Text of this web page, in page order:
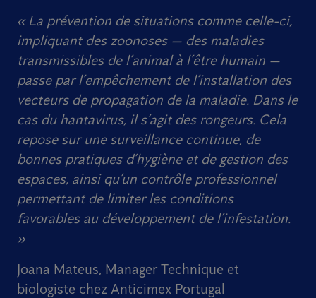
« La prévention de situations comme celle-ci,
impliquant des zoonoses — des maladies
transmissibles de l’animal à l’être humain —
passe par l’empêchement de l’installation des
vecteurs de propagation de la maladie. Dans le
cas du hantavirus, il s’agit des rongeurs. Cela
repose sur une surveillance continue, de
bonnes pratiques d’hygiène et de gestion des
espaces, ainsi qu’un contrôle professionnel
permettant de limiter les conditions
favorables au développement de l’infestation.
»
Joana Mateus, Manager Technique et
biologiste chez Anticimex Portugal